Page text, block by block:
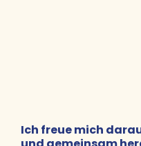
Ich freue mich